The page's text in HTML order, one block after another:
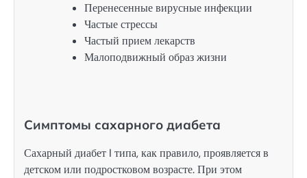
Перенесенные вирусные инфекции
Частые стрессы
Частый прием лекарств
Малоподвижный образ жизни
Симптомы сахарного диабета
Сахарный диабет I типа, как правило, проявляется в
детском или подростковом возрасте. При этом